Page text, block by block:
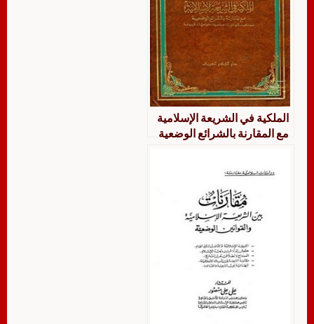
الملكية في الشريعة الإسلامية
مع المقارنة بالشرائع الوضعية